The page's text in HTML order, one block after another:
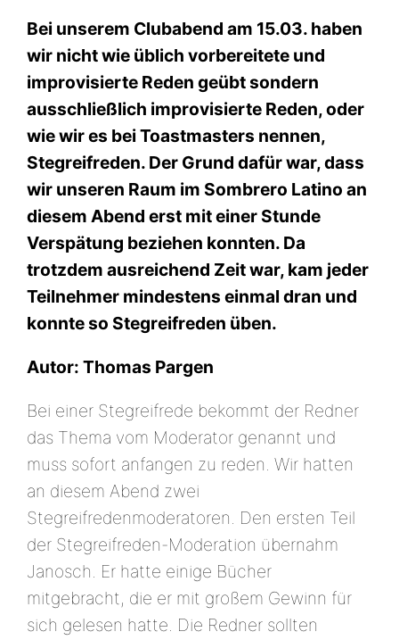
Bei unserem Clubabend am 15.03. haben
wir nicht wie üblich vorbereitete und
improvisierte Reden geübt sondern
ausschließlich improvisierte Reden, oder
wie wir es bei Toastmasters nennen,
Stegreifreden. Der Grund dafür war, dass
wir unseren Raum im Sombrero Latino an
diesem Abend erst mit einer Stunde
Verspätung beziehen konnten. Da
trotzdem ausreichend Zeit war, kam jeder
Teilnehmer mindestens einmal dran und
konnte so Stegreifreden üben.
Autor: Thomas Pargen
Bei einer Stegreifrede bekommt der Redner
das Thema vom Moderator genannt und
muss sofort anfangen zu reden. Wir hatten
an diesem Abend zwei
Stegreifredenmoderatoren. Den ersten Teil
der Stegreifreden-Moderation übernahm
Janosch. Er hatte einige Bücher
mitgebracht, die er mit großem Gewinn für
sich gelesen hatte. Die Redner sollten